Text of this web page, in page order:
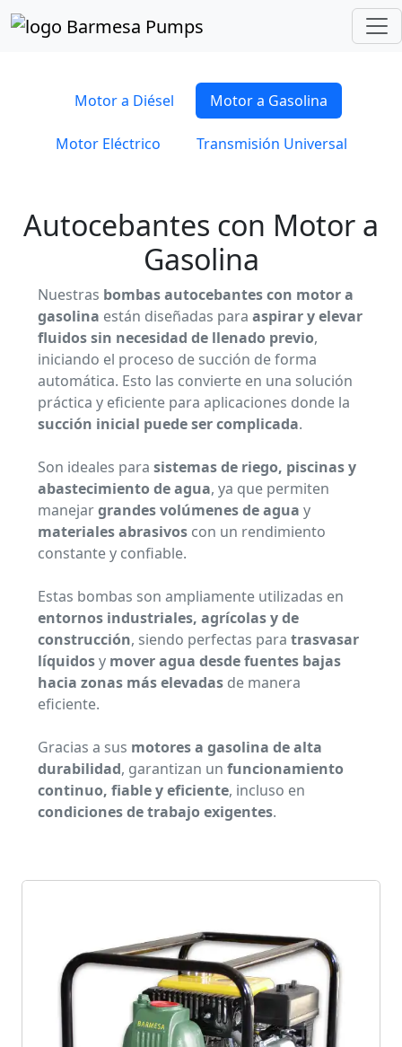
Inicio Catálogo de Productos
Motor a Diésel Motor a Gasolina
Motor Eléctrico Transmisión Universal
Autocebantes con Motor a
Gasolina
Nuestras bombas autocebantes con motor a
gasolina están diseñadas para aspirar y elevar
fluidos sin necesidad de llenado previo,
iniciando el proceso de succión de forma
automática. Esto las convierte en una solución
práctica y eficiente para aplicaciones donde la
succión inicial puede ser complicada.
Son ideales para sistemas de riego, piscinas y
abastecimiento de agua, ya que permiten
manejargrandes volúmenes de agua y
materiales abrasivoscon un rendimiento
constante y confiable.
Estas bombas son ampliamente utilizadas en
entornos industriales, agrícolas y de
construcción, siendo perfectas para trasvasar
líquidosy mover agua desde fuentes bajas
hacia zonas más elevadasde manera
eficiente.
Gracias a sus motores a gasolina de alta
durabilidad, garantizan un funcionamiento
continuo, fiable y eficiente, incluso en
condiciones de trabajo exigentes.